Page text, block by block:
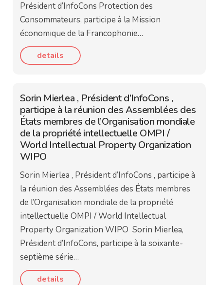
Président d’InfoCons Protection des
Consommateurs, participe à la Mission
économique de la Francophonie…
details
Sorin Mierlea , Président d’InfoCons ,
participe à la réunion des Assemblées des
États membres de l’Organisation mondiale
de la propriété intellectuelle OMPI /
World Intellectual Property Organization
WIPO
Sorin Mierlea , Président d’InfoCons , participe à
la réunion des Assemblées des États membres
de l’Organisation mondiale de la propriété
intellectuelle OMPI / World Intellectual
Property Organization WIPO Sorin Mierlea,
Président d’InfoCons, participe à la soixante-
septième série…
details